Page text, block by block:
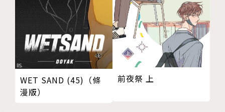
WET SAND (45)（條
漫版）
前夜祭 上